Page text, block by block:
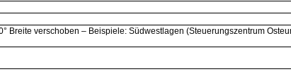
verschoben – Beispiele: Südwestlagen (Steuerungszentrum